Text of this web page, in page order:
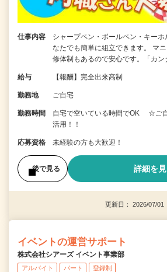
仕事内容
シャープペン・ボールペン・キー
なたでも簡単に組立できます。 マ
修体制もあるので安心です。「カン
給与 【報酬】完全出来高制
勤務地 ご自宅
勤務時間
自宅で空いている時間でOK ☆ご
活用！！
応募資格 未経験の方も大歓迎！
後で見る 詳細を
更新日： 2026/07/
イベントの運営サポート
株式会社シアーズ イベント事業部
アルバイト パート 登録制